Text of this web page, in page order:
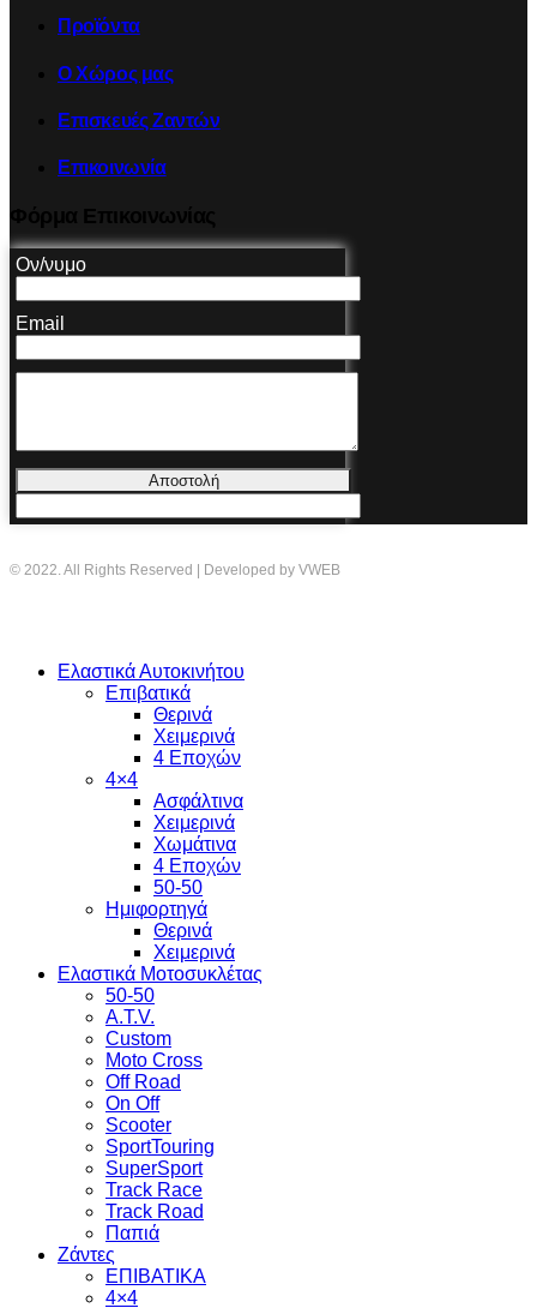
Προϊόντα
Ο Χώρος μας
Επισκευές Ζαντών
Επικοινωνία
Ον/νυμο
Email
Αποστολή
© 2022. All Rights Reserved | Developed by VWEB
Ελαστικά Αυτοκινήτου
Επιβατικά
Θερινά
Χειμερινά
4 Εποχών
4×4
Ασφάλτινα
Χειμερινά
Χωμάτινα
4 Εποχών
50-50
Ημιφορτηγά
Θερινά
Χειμερινά
Ελαστικά Μοτοσυκλέτας
50-50
A.T.V.
Custom
Moto Cross
Off Road
On Off
Scooter
SportTouring
SuperSport
Track Race
Track Road
Παπιά
Ζάντες
ΕΠΙΒΑΤΙΚΑ
4×4